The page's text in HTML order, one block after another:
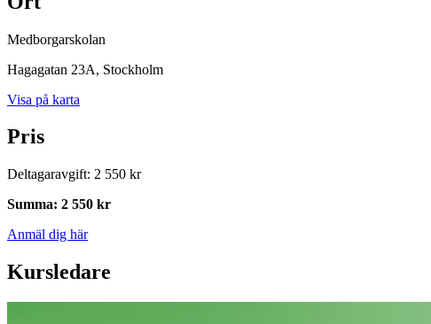
Medborgarskolan
Hagagatan 23A, Stockholm
Visa på karta
Pris
Deltagaravgift: 2 550 kr
Summa: 2 550 kr
Anmäl dig här
Kursledare